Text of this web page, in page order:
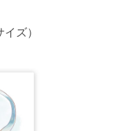
ズ）